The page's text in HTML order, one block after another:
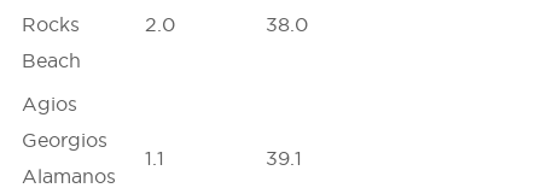
Rocks
Beach
2.0 38.0
Agios
Georgios
Alamanos
1.1 39.1